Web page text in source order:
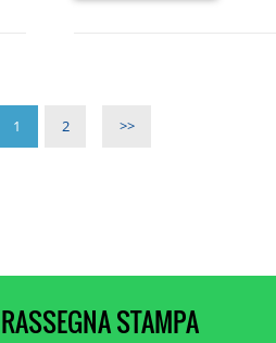
1 2 >>
RASSEGNA STAMPA